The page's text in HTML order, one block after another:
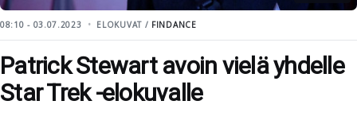
08:10 - 03.07.2023 ELOKUVAT / FINDANCE
Patrick Stewart avoin vielä yhdelle
Star Trek -elokuvalle